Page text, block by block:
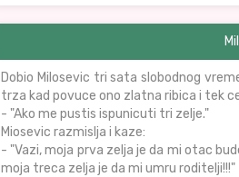
Dobio Milosevic tri sata slobodnog
trza kad povuce ono zlatna ribica i tek
- "Ako me pustis ispunicuti tri zelje."
Miosevic razmislja i kaze:
- "Vazi, moja prva zelja je da mi otac
moja treca zelja je da mi umru roditelji!!!"